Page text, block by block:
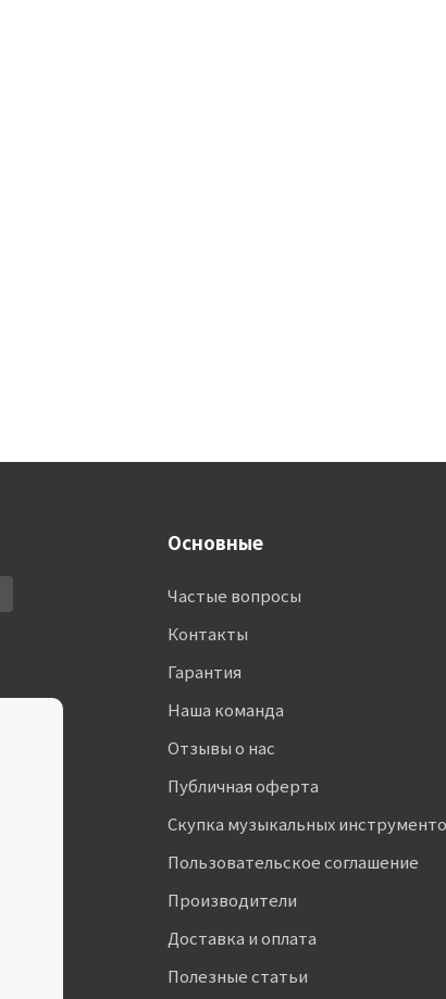
Основные
Частые вопросы
Контакты
Гарантия
Наша команда
Отзывы о нас
Публичная оферта
Скупка музыкальных
Пользовательское соглашение
Производители
Доставка и оплата
Полезные статьи